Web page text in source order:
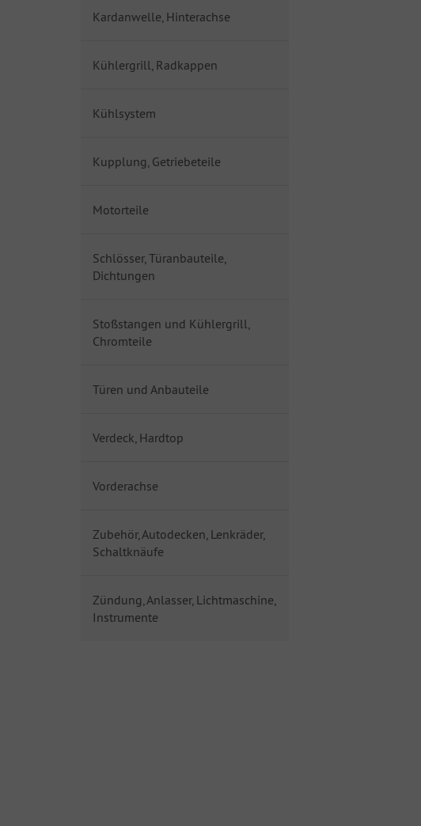
Kardanwelle, Hinterachse
Kühlergrill, Radkappen
Kühlsystem
Kupplung, Getriebeteile
Motorteile
Schlösser, Türanbauteile,
Dichtungen
Stoßstangen und Kühlergrill,
Chromteile
Türen und Anbauteile
Verdeck, Hardtop
Vorderachse
Zubehör, Autodecken, Lenkräder,
Schaltknäufe
Zündung, Anlasser, Lichtmaschine,
Instrumente